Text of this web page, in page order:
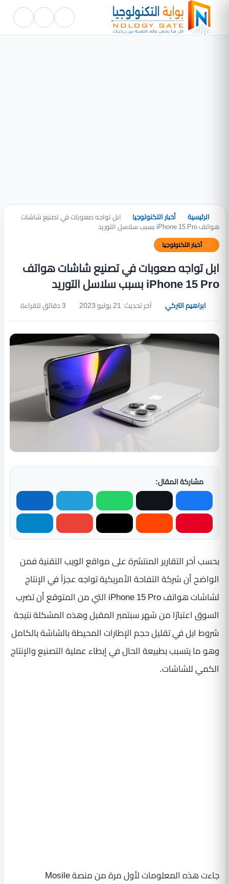
الرئيسية أخبار التكنولوجيا ابل تواجه صعوبات في تصنيع شاشات
هواتف iPhone 15 Pro بسبب سلاسل التوريد
أخبار التكنولوجيا
ابل تواجه صعوبات في تصنيع شاشات هواتف
iPhone 15 Pro بسبب سلاسل التوريد
ابراهيم التركي آخر تحديث: 21 يوليو 2023
مشاركة المقال:
بحسب آخر التقارير المنتشرة على مواقع الويب التقنية فمن
الواضح أن شركة التفاحة الأمريكية تواجه عجزاً في الإنتاج
لشاشات هواتف iPhone 15 Pro التي من المتوقع أن تضرب
السوق اعتبارًا من شهر سبتمبر المقبل وهذه المشكلة نتيجة
شروط ابل في تقليل حجم الإطارات المحيطة بالشاشة بالكامل
وهو ما يتسبب بطبيعة الحال في إبطاء عملية التصنيع والإنتاج
الكمي للشاشات.
جاءت هذه المعلومات لأول مرة من منصة Mosile